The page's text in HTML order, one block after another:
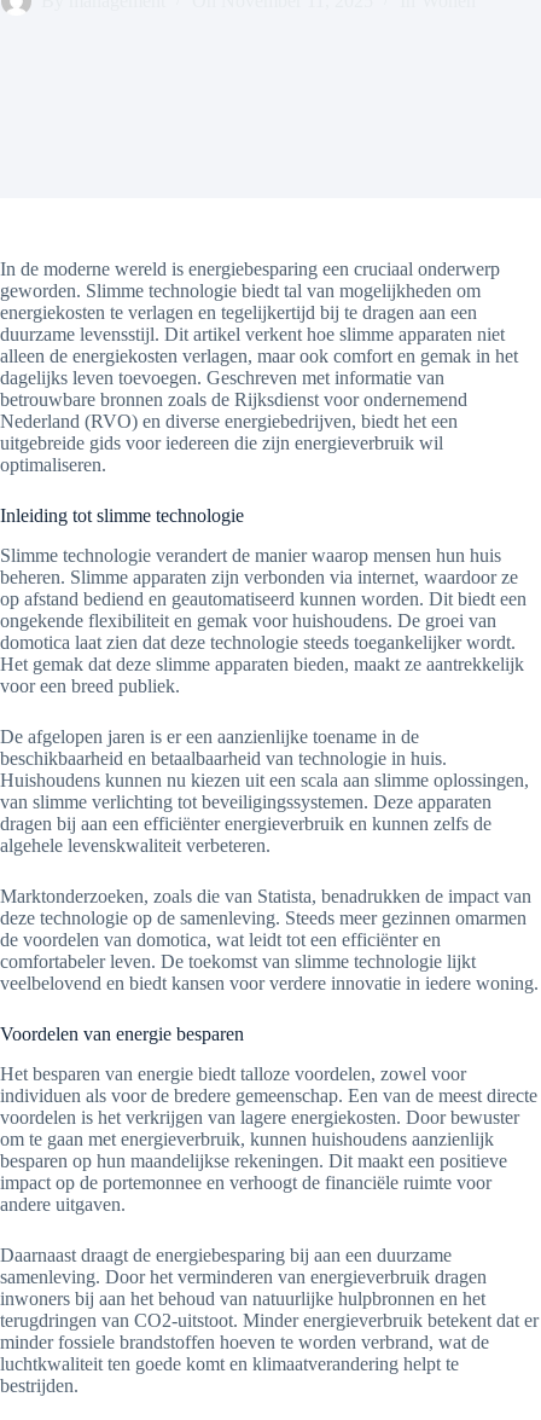
In de moderne wereld is energiebesparing een cruciaal onderwerp
geworden. Slimme technologie biedt tal van mogelijkheden om
energiekosten te verlagen en tegelijkertijd bij te dragen aan een
duurzame levensstijl. Dit artikel verkent hoe slimme apparaten niet
alleen de energiekosten verlagen, maar ook comfort en gemak in het
dagelijks leven toevoegen. Geschreven met informatie van
betrouwbare bronnen zoals de Rijksdienst voor ondernemend
Nederland (RVO) en diverse energiebedrijven, biedt het een
uitgebreide gids voor iedereen die zijn energieverbruik wil
optimaliseren.
Inleiding tot slimme technologie
Slimme technologie verandert de manier waarop mensen hun huis
beheren. Slimme apparaten zijn verbonden via internet, waardoor ze
op afstand bediend en geautomatiseerd kunnen worden. Dit biedt een
ongekende flexibiliteit en gemak voor huishoudens. De groei van
domotica laat zien dat deze technologie steeds toegankelijker wordt.
Het gemak dat deze slimme apparaten bieden, maakt ze aantrekkelijk
voor een breed publiek.
De afgelopen jaren is er een aanzienlijke toename in de
beschikbaarheid en betaalbaarheid van technologie in huis.
Huishoudens kunnen nu kiezen uit een scala aan slimme oplossingen,
van slimme verlichting tot beveiligingssystemen. Deze apparaten
dragen bij aan een efficiënter energieverbruik en kunnen zelfs de
algehele levenskwaliteit verbeteren.
Marktonderzoeken, zoals die van Statista, benadrukken de impact van
deze technologie op de samenleving. Steeds meer gezinnen omarmen
de voordelen van domotica, wat leidt tot een efficiënter en
comfortabeler leven. De toekomst van slimme technologie lijkt
veelbelovend en biedt kansen voor verdere innovatie in iedere woning.
Voordelen van energie besparen
Het besparen van energie biedt talloze voordelen, zowel voor
individuen als voor de bredere gemeenschap. Een van de meest directe
voordelen is het verkrijgen van lagere energiekosten. Door bewuster
om te gaan met energieverbruik, kunnen huishoudens aanzienlijk
besparen op hun maandelijkse rekeningen. Dit maakt een positieve
impact op de portemonnee en verhoogt de financiële ruimte voor
andere uitgaven.
Daarnaast draagt de energiebesparing bij aan een duurzame
samenleving. Door het verminderen van energieverbruik dragen
inwoners bij aan het behoud van natuurlijke hulpbronnen en het
terugdringen van CO2-uitstoot. Minder energieverbruik betekent dat er
minder fossiele brandstoffen hoeven te worden verbrand, wat de
luchtkwaliteit ten goede komt en klimaatverandering helpt te
bestrijden.